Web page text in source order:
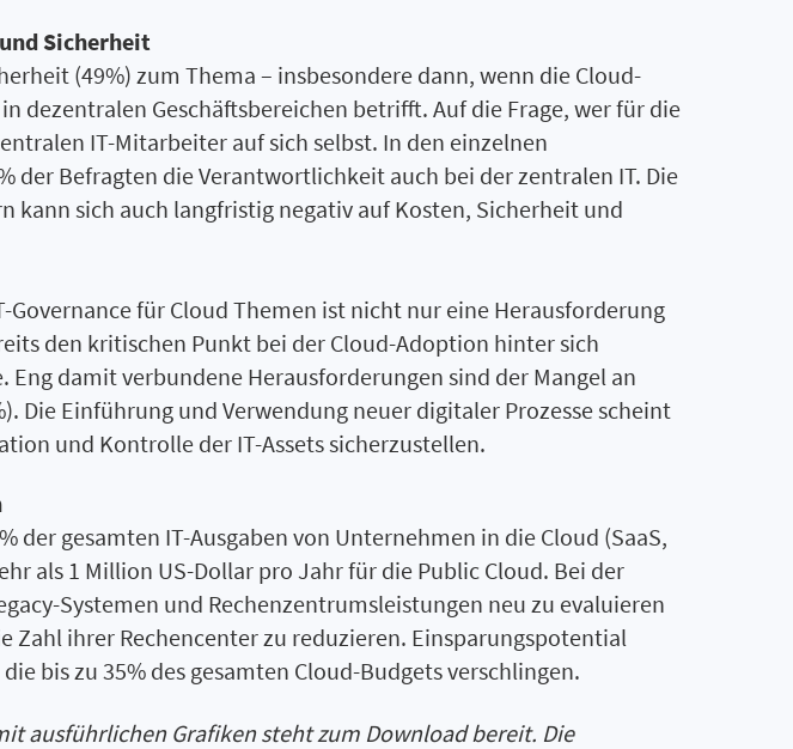
Sicherheit
(49%) zum Thema – insbesondere dann, wenn die Cloud-
dezentralen Geschäftsbereichen betrifft. Auf die Frage, wer für die
IT-Mitarbeiter auf sich selbst. In den einzelnen
der Befragten die Verantwortlichkeit auch bei der zentralen IT. Die
sich auch langfristig negativ auf Kosten, Sicherheit und
für Cloud Themen ist nicht nur eine Herausforderung
den kritischen Punkt bei der Cloud-Adoption hinter sich
damit verbundene Herausforderungen sind der Mangel an
Die Einführung und Verwendung neuer digitaler Prozesse scheint
und Kontrolle der IT-Assets sicherzustellen.
gesamten IT-Ausgaben von Unternehmen in die Cloud (SaaS,
als 1 Million US-Dollar pro Jahr für die Public Cloud. Bei der
Systemen und Rechenzentrumsleistungen neu zu evaluieren
Zahl ihrer Rechencenter zu reduzieren. Einsparungspotential
bis zu 35% des gesamten Cloud-Budgets verschlingen.
ausführlichen Grafiken steht zum Download bereit. Die